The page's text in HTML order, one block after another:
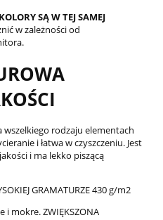
SĄ W TEJ SAMEJ
w zależności od
wszelkiego rodzaju elementach
i łatwa w czyszczeniu. Jest
i ma lekko piszącą
GRAMATURZE 430 g/m2
mokre. ZWIĘKSZONA